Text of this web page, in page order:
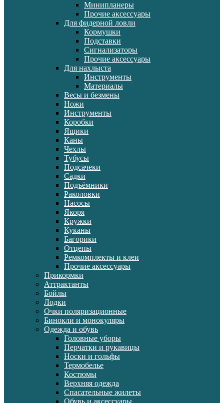
Минипланеры
Прочие аксессуары
Для фидерной ловли
Кормушки
Подставки
Сигнализаторы
Прочие аксессуары
Для нахлыста
Инструменты
Материалы
Весы и безмены
Ножи
Инструменты
Коробки
Ящики
Каны
Чехлы
Тубусы
Подсачеки
Садки
Подъёмники
Раколовки
Насосы
Якоря
Кружки
Куканы
Багорики
Отцепы
Ремкомплекты и клеи
Прочие аксессуары
Прикормки
Аттрактанты
Бойлы
Лодки
Очки поляризационные
Бинокли и монокуляры
Одежда и обувь
Головные уборы
Перчатки и рукавицы
Носки и гольфы
Термобелье
Костюмы
Верхняя одежда
Спасательные жилеты
Обувь и аксессуары